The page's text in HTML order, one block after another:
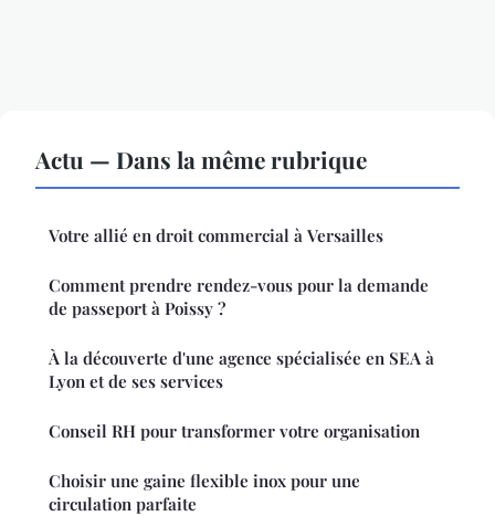
Actu — Dans la même rubrique
Votre allié en droit commercial à Versailles
Comment prendre rendez-vous pour la demande
de passeport à Poissy ?
À la découverte d'une agence spécialisée en SEA à
Lyon et de ses services
Conseil RH pour transformer votre organisation
Choisir une gaine flexible inox pour une
circulation parfaite